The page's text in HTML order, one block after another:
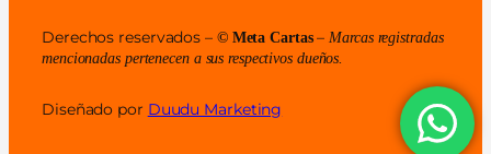
Derechos reservados – © Meta Cartas–Marcas registradas
mencionadas pertenecen a sus respectivos dueños.
Diseñado por Duudu Marketing